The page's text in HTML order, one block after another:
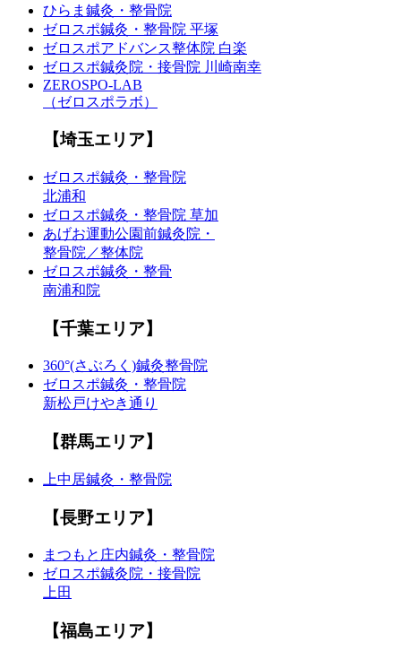
ひらま鍼灸・整骨院
ゼロスポ鍼灸・整骨院 平塚
ゼロスポアドバンス整体院 白楽
ゼロスポ鍼灸院・接骨院 川崎南幸
ZEROSPO-LAB
（ゼロスポラボ）
【埼玉エリア】
ゼロスポ鍼灸・整骨院
北浦和
ゼロスポ鍼灸・整骨院 草加
あげお運動公園前鍼灸院・
整骨院／整体院
ゼロスポ鍼灸・整骨
南浦和院
【千葉エリア】
360°(さぶろく)鍼灸整骨院
ゼロスポ鍼灸・整骨院
新松戸けやき通り
【群馬エリア】
上中居鍼灸・整骨院
【長野エリア】
まつもと庄内鍼灸・整骨院
ゼロスポ鍼灸院・接骨院
上田
【福島エリア】